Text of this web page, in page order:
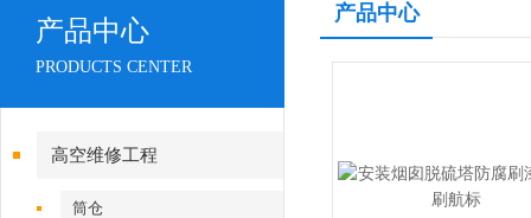
产品中心
PRODUCTS CENTER
高空维修工程
筒仓
产品中心